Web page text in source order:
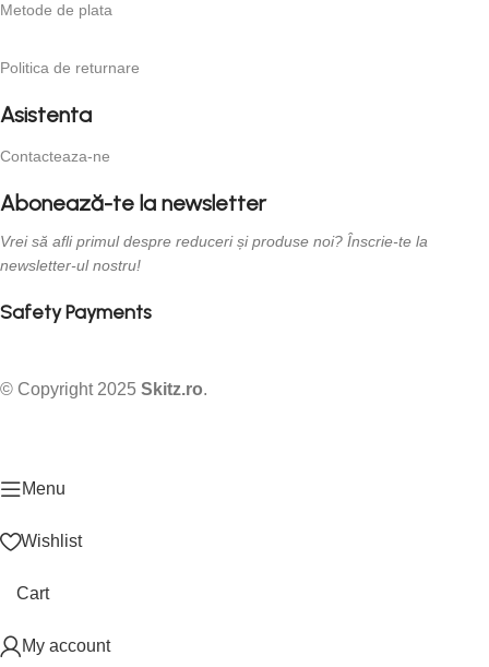
Metode de plata
Politica de returnare
Asistenta
Contacteaza-ne
Abonează-te la newsletter
Vrei să afli primul despre reduceri și produse noi? Înscrie-te la
newsletter-ul nostru!
Safety Payments
© Copyright2025 Skitz.ro.
Menu
Wishlist
Cart
My account